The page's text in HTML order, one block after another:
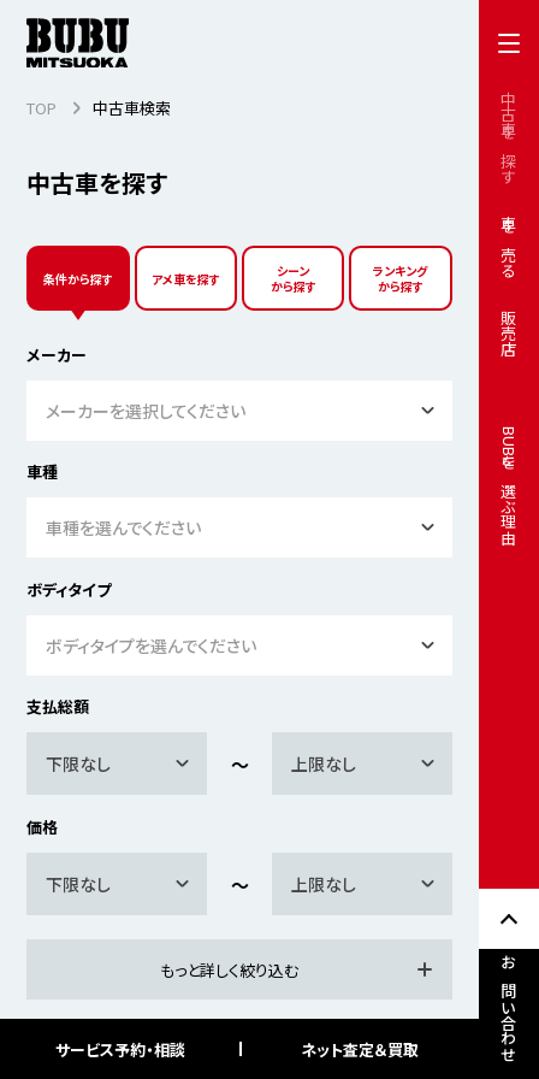
中古車を探す
車を売る
販売店
BUBUを選ぶ理由
お問い合わせ
中古車を探す
TOP 中古車検索
条件から探す アメ車を探す
シーン
から探す
ランキング
から探す
メーカー
メーカーを選択してください
車種
車種を選んでください
ボディタイプ
ボディタイプを選んでください
支払総額
下限なし 上限なし
価格
下限なし 上限なし
もっと詳しく絞り込む
検索
サービス予約・相談 ネット査定＆買取